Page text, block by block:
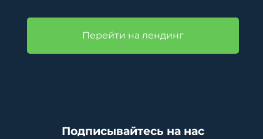
Перейти на лендинг
Подписывайтесь на нас